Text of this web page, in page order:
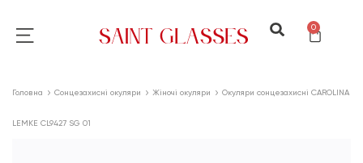
0
Головна Сонцезахисні окуляри Жіночі окуляри Окуляри сонцезахисні CAROLINA
LEMKE CL9427 SG 01